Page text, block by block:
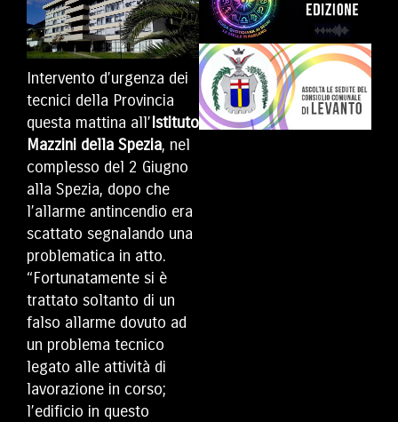
Intervento d’urgenza dei
tecnici della Provincia
questa mattina all’Istituto
Mazzini della Spezia, nel
complesso del 2 Giugno
alla Spezia, dopo che
l’allarme antincendio era
scattato segnalando una
problematica in atto.
“Fortunatamente si è
trattato soltanto di un
falso allarme dovuto ad
un problema tecnico
legato alle attività di
lavorazione in corso;
l’edificio in questo